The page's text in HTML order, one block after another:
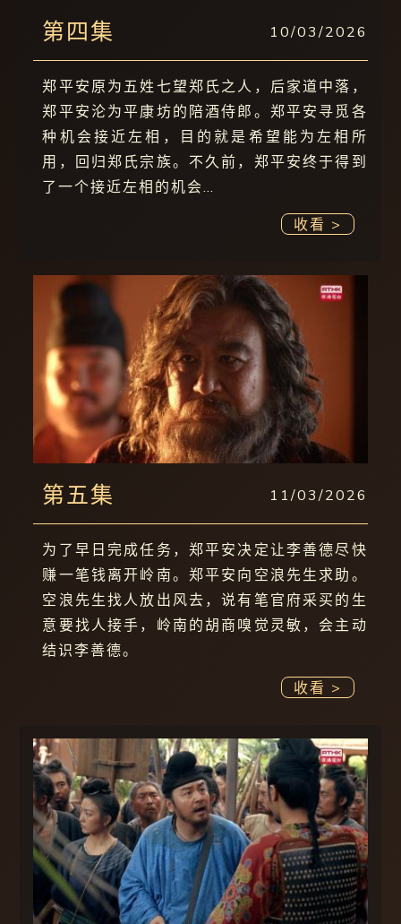
第四集 10/03/2026
郑平安原为五姓七望郑氏之人，后家道中落，
郑平安沦为平康坊的陪酒侍郎。郑平安寻觅各
种机会接近左相，目的就是希望能为左相所
用，回归郑氏宗族。不久前，郑平安终于得到
了一个接近左相的机会…
收看 >
第五集 11/03/2026
为了早日完成任务，郑平安决定让李善德尽快
赚一笔钱离开岭南。郑平安向空浪先生求助。
空浪先生找人放出风去，说有笔官府采买的生
意要找人接手，岭南的胡商嗅觉灵敏，会主动
结识李善德。
收看 >